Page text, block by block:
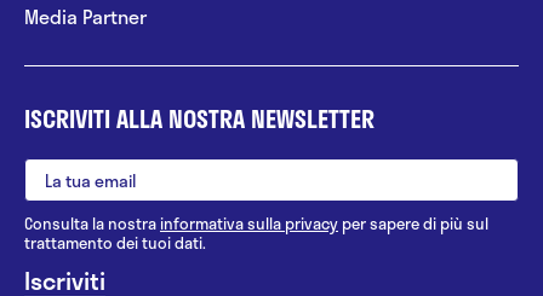
Media Partner
ISCRIVITI ALLA NOSTRA NEWSLETTER
Consulta la nostrainformativa sulla privacy per sapere di più sul
trattamento dei tuoi dati.